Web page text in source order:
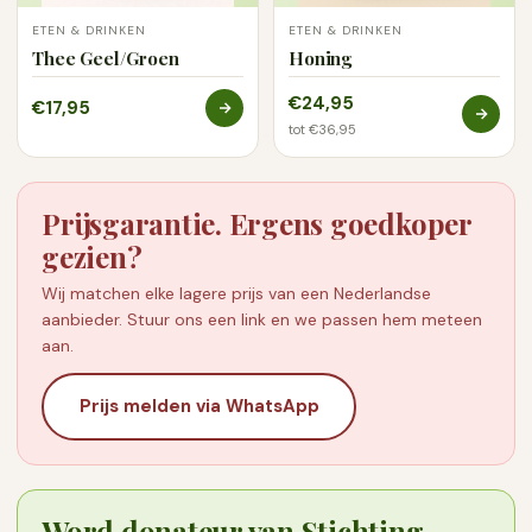
De houdbaarheidsdatum en het bewaaradvies, met
na openen vaak een afwijkende termijn.
Van elke partij laten we een laboratoriumanalyse maken.
Op de verpakking staat een partijnummer. Geef dat
nummer aan ons door, dan sturen we het bijbehorende
rapport toe.
ETEN & DRINKEN
Thee Geel/Groen
€17,95
ETEN & DRINKEN
Honing
€24,95
tot €36,95
Prijsgarantie. Ergens goedkoper
gezien?
Wij matchen elke lagere prijs van een Nederlandse
aanbieder. Stuur ons een link en we passen hem meteen
aan.
Prijs melden via WhatsApp